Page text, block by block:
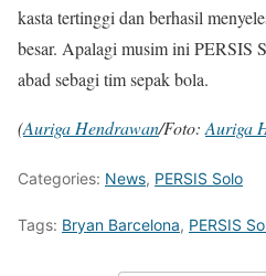
kasta tertinggi dan berhasil
besar. Apalagi musim ini PERSIS
abad sebagi tim sepak bola.
(Auriga Hendrawan/Foto:Auriga
Categories: News, PERSIS Solo
Tags: Bryan Barcelona, PERSIS